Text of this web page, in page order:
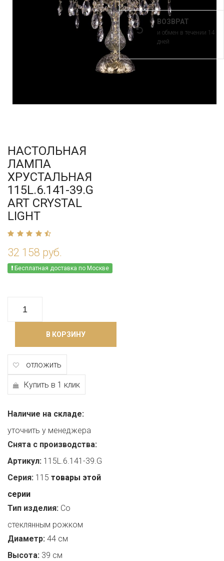
НАСТОЛЬНАЯ
ЛАМПА
ХРУСТАЛЬНАЯ
115L.6.141-39.G
ART CRYSTAL
LIGHT
32 158 руб.
Бесплатная доставка по Москве
В КОРЗИНУ
отложить
Купить в 1 клик
Наличие на складе:
уточнить у менеджера
Снята с производства:
Артикул: 115L.6.141-39.G
Серия: 115 товары этой
серии
Тип изделия: Со
стеклянным рожком
Диаметр: 44 см
Высота: 39 см
ВОЗВРАТ
и обмен в течении 14
дней